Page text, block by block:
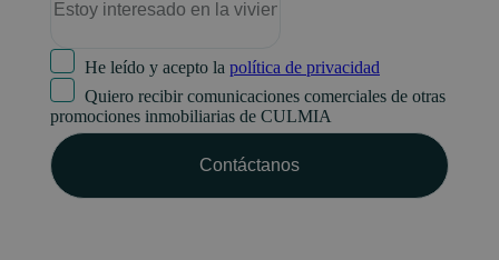
He leído y acepto la política de privacidad
Quiero recibir comunicaciones comerciales de otras
promociones inmobiliarias de CULMIA